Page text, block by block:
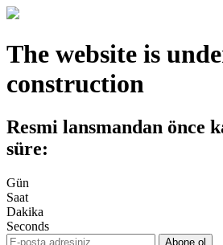
The website is
construction
Resmi lansmandan önce
süre:
Gün
Saat
Dakika
Seconds